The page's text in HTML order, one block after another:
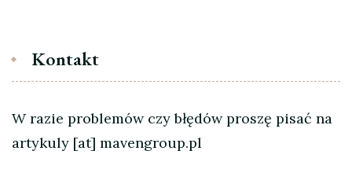
Kontakt
W razie problemów czy błędów proszę pisać na
artykuly [at] mavengroup.pl